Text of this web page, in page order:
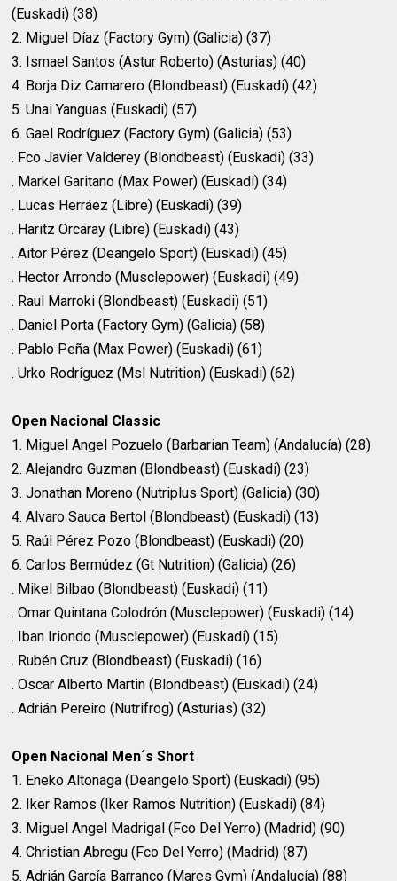
(Euskadi) (38)
2. Miguel Díaz (Factory Gym) (Galicia) (37)
3. Ismael Santos (Astur Roberto) (Asturias) (40)
4. Borja Diz Camarero (Blondbeast) (Euskadi) (42)
5. Unai Yanguas (Euskadi) (57)
6. Gael Rodríguez (Factory Gym) (Galicia) (53)
. Fco Javier Valderey (Blondbeast) (Euskadi) (33)
. Markel Garitano (Max Power) (Euskadi) (34)
. Lucas Herráez (Libre) (Euskadi) (39)
. Haritz Orcaray (Libre) (Euskadi) (43)
. Aitor Pérez (Deangelo Sport) (Euskadi) (45)
. Hector Arrondo (Musclepower) (Euskadi) (49)
. Raul Marroki (Blondbeast) (Euskadi) (51)
. Daniel Porta (Factory Gym) (Galicia) (58)
. Pablo Peña (Max Power) (Euskadi) (61)
. Urko Rodríguez (Msl Nutrition) (Euskadi) (62)
Open Nacional Classic
1. Miguel Angel Pozuelo (Barbarian Team) (Andalucía) (28)
2. Alejandro Guzman (Blondbeast) (Euskadi) (23)
3. Jonathan Moreno (Nutriplus Sport) (Galicia) (30)
4. Alvaro Sauca Bertol (Blondbeast) (Euskadi) (13)
5. Raúl Pérez Pozo (Blondbeast) (Euskadi) (20)
6. Carlos Bermúdez (Gt Nutrition) (Galicia) (26)
. Mikel Bilbao (Blondbeast) (Euskadi) (11)
. Omar Quintana Colodrón (Musclepower) (Euskadi) (14)
. Iban Iriondo (Musclepower) (Euskadi) (15)
. Rubén Cruz (Blondbeast) (Euskadi) (16)
. Oscar Alberto Martin (Blondbeast) (Euskadi) (24)
. Adrián Pereiro (Nutrifrog) (Asturias) (32)
Open Nacional Men´s Short
1. Eneko Altonaga (Deangelo Sport) (Euskadi) (95)
2. Iker Ramos (Iker Ramos Nutrition) (Euskadi) (84)
3. Miguel Angel Madrigal (Fco Del Yerro) (Madrid) (90)
4. Christian Abregu (Fco Del Yerro) (Madrid) (87)
5. Adrián García Barranco (Mares Gym) (Andalucía) (88)